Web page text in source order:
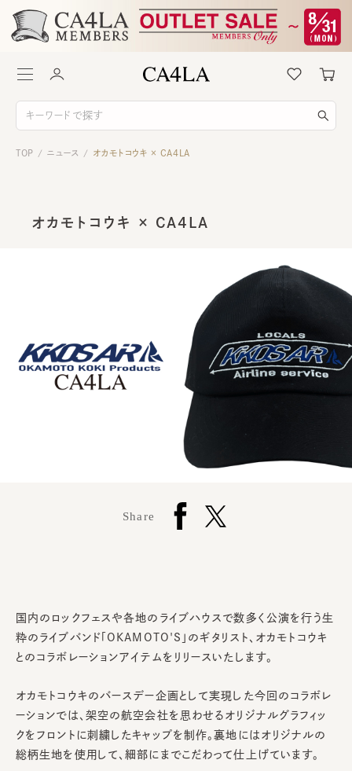
TOP / ニュース / オカモトコウキ × CA4LA
オカモトコウキ × CA4LA
Share
国内のロックフェスや各地のライブハウスで数多く公演を行う生
粋のライブバンド「OKAMOTO'S」のギタリスト、オカモトコウキ
とのコラボレーションアイテムをリリースいたします。
オカモトコウキのバースデー企画として実現した今回のコラボレ
ーションでは、架空の航空会社を思わせるオリジナルグラフィッ
クをフロントに刺繍したキャップを制作。裏地にはオリジナルの
総柄生地を使用して、細部にまでこだわって仕上げています。